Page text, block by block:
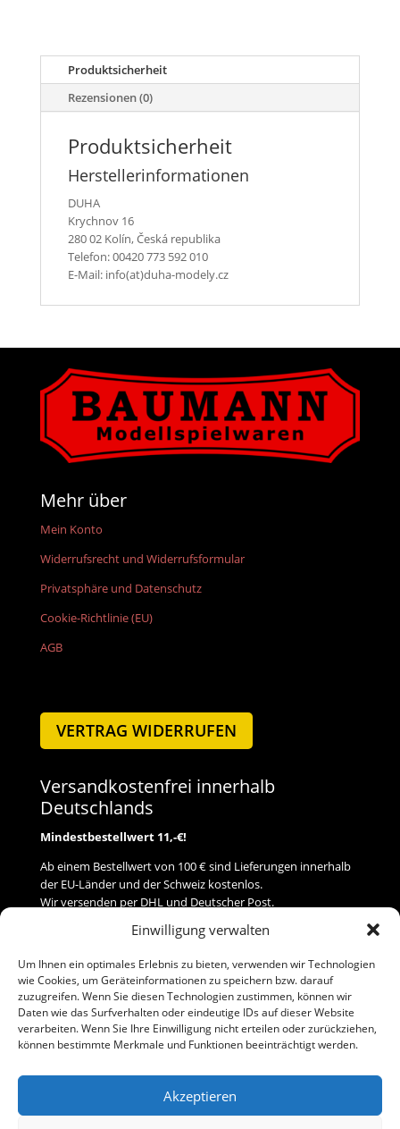
Einwilligung verwalten
Um Ihnen ein optimales Erlebnis zu bieten, verwenden wir Technologien
wie Cookies, um Geräteinformationen zu speichern bzw. darauf
zuzugreifen. Wenn Sie diesen Technologien zustimmen, können wir
Daten wie das Surfverhalten oder eindeutige IDs auf dieser Website
verarbeiten. Wenn Sie Ihre Einwilligung nicht erteilen oder zurückziehen,
können bestimmte Merkmale und Funktionen beeinträchtigt werden.
Akzeptieren
lose
MengeProduktsicherheit
Rezensionen (0)
Produktsicherheit
Herstellerinformationen
DUHA
Krychnov 16
280 02 Kolín, Česká republika
Telefon: 00420 773 592 010
E-Mail: info(at)duha-modely.cz
Mehr über
Mein Konto
Widerrufsrecht und Widerrufsformular
Privatsphäre und Datenschutz
Cookie-Richtlinie (EU)
AGB
VERTRAG WIDERRUFEN
Versandkostenfrei innerhalb
Deutschlands
Mindestbestellwert 11,-€!
Ab einem Bestellwert von 100 € sind Lieferungen innerhalb
der EU-Länder und der Schweiz kostenlos.
Wir versenden per DHL und Deutscher Post.
Versand
Zahlung
Baumann Modellspielwaren
Telefon (0 91 61) 33 84